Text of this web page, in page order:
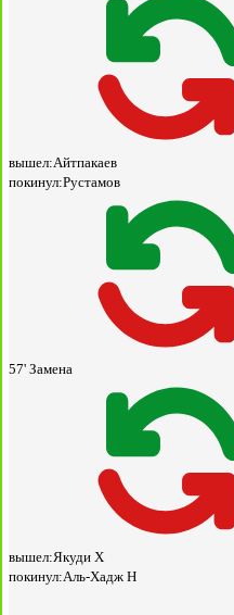
вышел:Айтпакаев
покинул:Рустамов
57' Замена
вышел:Якуди Х
покинул:Аль-Хадж Н